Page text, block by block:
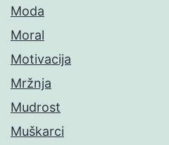
Moda
Moral
Motivacija
Mržnja
Mudrost
Muškarci